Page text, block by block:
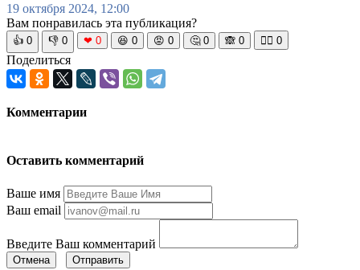
19 октября 2024, 12:00
Вам понравилась эта публикация?
👍 0 👎 0 ❤ 0 😆 0 😡 0 🤔 0 🙈 0 🧘‍♀️ 0
Поделиться
Комментарии
Оставить комментарий
Ваше имя
Ваш email
Введите Ваш комментарий
Отмена Отправить